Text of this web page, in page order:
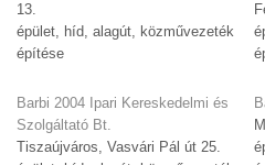
13.
épület, híd, alagút, közművezeték
építése
Barbi 2004 Ipari Kereskedelmi és
Szolgáltató Bt.
Tiszaújváros, Vasvári Pál út 25.